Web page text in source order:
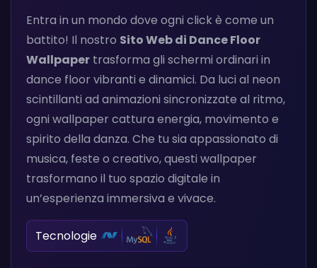
Entra in un mondo dove ogni click è come un
battito! Il nostro Sito Web di Dance Floor
Wallpapertrasforma gli schermi ordinari in
dance floor vibranti e dinamici. Da luci al neon
scintillanti ad animazioni sincronizzate al ritmo,
ogni wallpaper cattura energia, movimento e
spirito della danza. Che tu sia appassionato di
musica, feste o creativo, questi wallpaper
trasformano il tuo spazio digitale in
un’esperienza immersiva e vivace.
Tecnologie